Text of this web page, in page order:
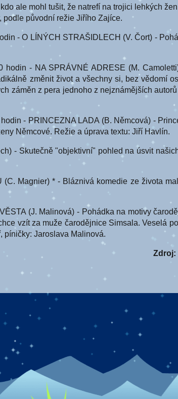
ale mohl tušit, že natrefí na trojici lehkých
podle původní režie Jiřího Zajíce.
- O LÍNÝCH STRAŠIDLECH (V. Čort) -
- NA SPRÁVNÉ ADRESE (M.
změnit život a všechny si, bez vědomí
záměn z pera jednoho z nejznámějších
- PRINCEZNA LADA (B. Němcová) -
Němcové. Režie a úprava textu: Jiří Havlín.
Skutečně "objektivní" pohled na úsvit
* - Bláznivá komedie ze života
(J. Malinová) - Pohádka na motivy
vzít za muže čarodějnice Simsala. Veselá
píničky: Jaroslava Malinová.
Zdroj: